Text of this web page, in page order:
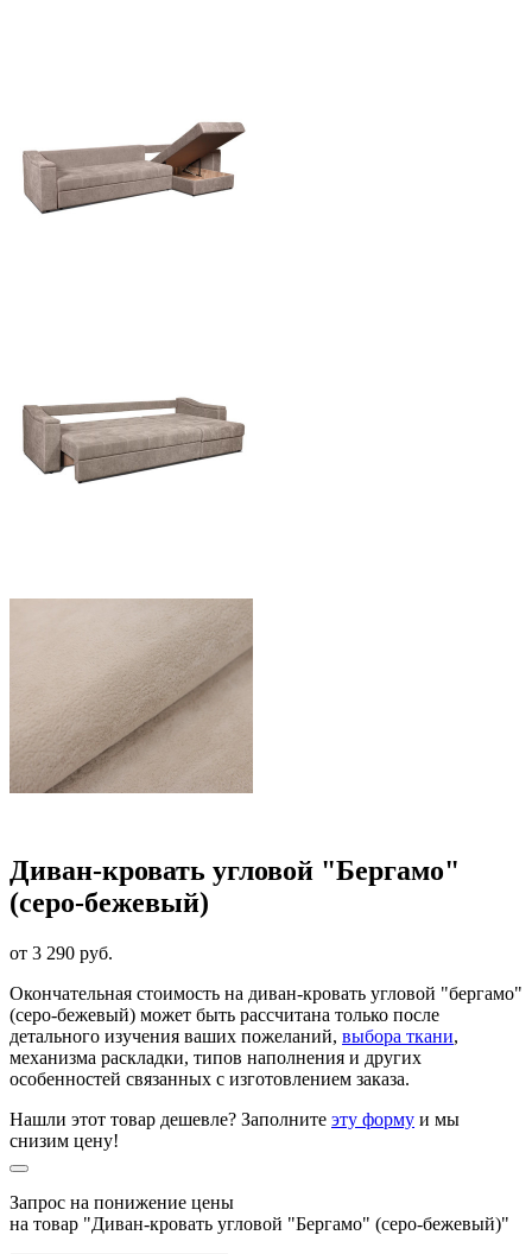
Диван-кровать угловой "Бергамо"
(серо-бежевый)
от 3 290 руб.
Окончательная стоимость на диван-кровать угловой "бергамо"
(серо-бежевый) может быть рассчитана только после
детального изучения ваших пожеланий, выбора ткани,
механизма раскладки, типов наполнения и других
особенностей связанных с изготовлением заказа.
Нашли этот товар дешевле? Заполните эту форму и мы
снизим цену!
Запрос на понижение цены
на товар "Диван-кровать угловой "Бергамо" (серо-бежевый)"